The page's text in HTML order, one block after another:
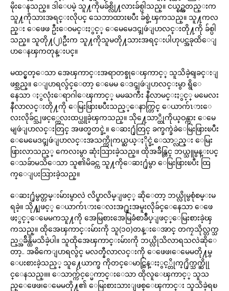
မိုးေနသည္။ ဒါေပမဲ့ သူ႔ကိုမခ်စ္လို႔လားခ်စ္ပါသည္။ ငယ္စဥ္ကတည္းက
သူ႔ကိုသားအရင္းလိုပင္ သေဘာထားၿပီး ခ်စ္ခဲ့ၾကသည္။ သူ႔ကလ
ည္း ေဖေဖ ဦးေဝမင္းႏွင့္ ေမေမေဒၚျဖဴျပာလင္းတို႔ကို ခ်စ္ပါ
သည္။ သူတို႔(၂)ဦးက သူ႔ကိုသူမတို႔သားအရင္းပါဟုပင္အခုထိေျ
ပာေနၾကတုန္းပင္။
မထင္မွတ္ေသာ အေၾကာင္းအရာတစ္ခုေၾကာင့္ သူသိခဲ့ရျခင္းျ
ဖစ္သည္။ ေျပာရလွ်င္ေတာ့ ေမေမ ေဒၚျဖဴျပာလင္းမွာ ရွိေ
နေသာ ႏွလုံးေရာဂါေၾကာင့္ မမႀကီး နီလာမင္းႏွင့္ မမေလး
နီလာလင္းတို႔ကို ေမြးဖြားၿပီးသည့္ေနာက္တြင္ ေယာက်ၤားေ
လးလိုခ်င္သျဖင့္ကေလးထပ္ယူခဲ့ၾကသည္။ သို႔ေသာ္ထိုကိုယ္ဝန္ကား ေမေ
မျဖဴျပာလင္းတြင္ အဖတ္မတင္ခဲ့။ ေဆး႐ုံတြင္ ခက္ခက္ခဲခဲေမြးဖြားၿပီး
ေမေမေဒၚျဖဴျပာလင္းအသက္ကိုကယ္ဆယ္ႏိုင္ခဲ့ေသာ္လည္း ေမြး
ဖြားလာသည့္ ကေလးမွာ ဆုံးသြားခဲ့သည္။ ထိုအခ်ိန္တြင္ ဘယ္သူမွန္းပင္
ေသခ်ာမသိေသာ သူ၏မိခင္က သူ႔ကိုေဆး႐ုံမွာ ေမြးဖြားၿပီး ထြ
က္ေျပးသြားခဲ့သည္။
ေဆး႐ုံမွတ္တမ္းမ်ားမွာလဲ လိပ္စာလိမ္ျဖင့္ ဆိုေတာ့ ဘယ္လိုမွစုံစမ္းမ
ရခဲ့။ သို႔ျဖင့္ ေယာက်ၤားေလးအ႐ူးအမူးလိုခ်င္ေနေသာ ေဖေ
ဖႏွင့္ေမေမကသူ႔ကို အေမြစားအေမြခံစာခ်ဳပ္ျဖင့္ေမြးစားခဲ့ၾ
ကသည္။ ထိုအေၾကာင္းမ်ားကို သူ(၁၀)တန္းေအာင္ တကၠသိုလ္တက္သ
ည့္အခ်ိန္ထိမသိခဲ့ပါ။ သူထိုအေၾကာင္းမ်ားကို ဘယ္လိုသိလာရသလဲဆိုေ
တာ့.. အဓိကေျပာရလွ်င္ မလတ္နီလာလင္းကို ေဖေဖ၊ေမေမတို႔မွ
ေပးစားခဲ့သည့္ သူ႔ေယာက္ဖ ကိုတင္ေမာင္ထြန္းႏွင့္တိုက္႐ိုက္သက္ဆိုု
င္ေနသည္။။ ေသာက္က်င့္မေကာင္းေသာ ထိုလူေၾကာင့္ သူသ
ည္ေဖေဖ၊ေမေမတို႔၏ ေမြးစားသားျဖစ္ေၾကာင္း သူသိခဲ့ရၿ